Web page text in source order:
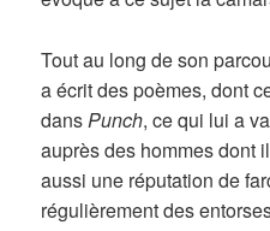
Tout au long de son
a écrit des poèmes, dont
dansPunch, ce qui lui a
auprès des hommes dont
aussi une réputation de
régulièrement des